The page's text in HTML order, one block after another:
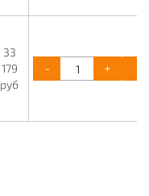
33
179
руб
- +